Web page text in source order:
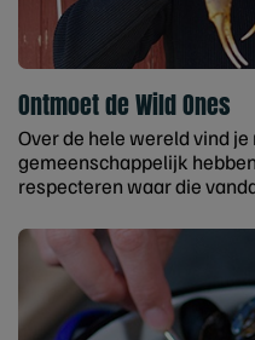
Ontmoet de Wild Ones
Over de hele wereld vind
gemeenschappelijk
respecteren waar die